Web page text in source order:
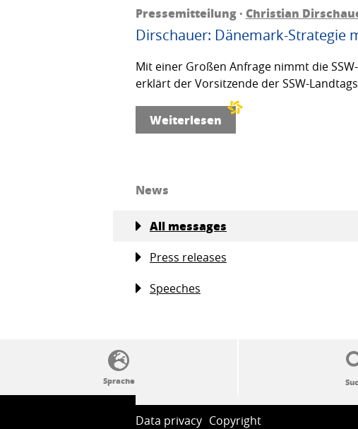
Pressemitteilung · Christian
Dirschauer: Dänemark-Strategie
Mit einer Großen Anfrage nimmt die
erklärt der Vorsitzende der SSW-
Weiterlesen
News
All messages
Press releases
Speeches
Data privacy Copyright